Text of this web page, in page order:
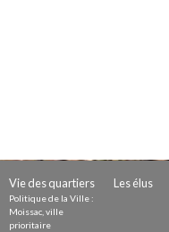
Vie des quartiers
Politique de la Ville :
Moissac, ville
prioritaire
Les élus